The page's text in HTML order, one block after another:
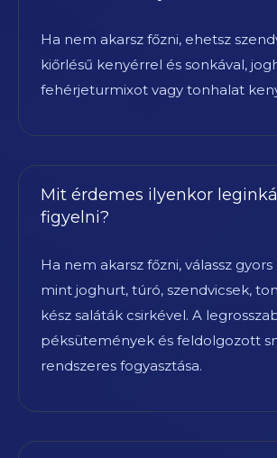
Ha nem akarsz főzni, ehetsz
kiőrlésű kenyérrel és sonkával,
fehérjeturmixot vagy tonhalat
Mit érdemes ilyenkor
figyelni?
Ha nem akarsz főzni, válassz
mint joghurt, túró, szendvicsek,
kész saláták csirkével. A
péksütemények és feldolgozott
rendszeres fogyasztása.